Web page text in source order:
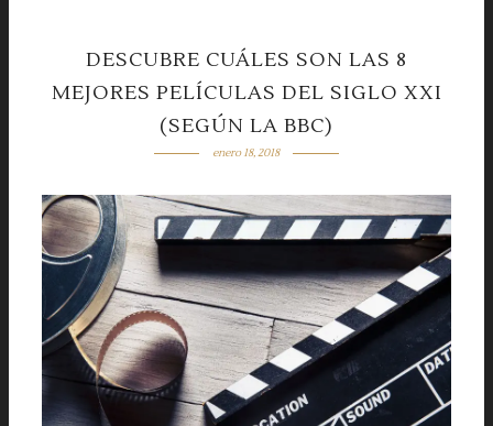
DESCUBRE CUÁLES SON LAS 8
MEJORES PELÍCULAS DEL SIGLO XXI
(SEGÚN LA BBC)
enero 18, 2018